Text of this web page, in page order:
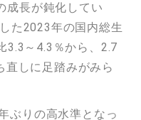
成長が鈍化してい
た2023年の国内総生
3.3～4.3％から、2.7
直しに足踏みがみら
ぶりの高水準となっ